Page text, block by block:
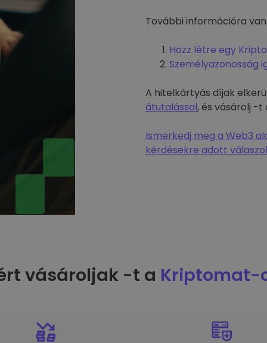
További információra
Hozz létre egy
Személyazonosság
A hitelkártyás díjak
átutalással, és vásárolj -t
Ismerkedj meg a Web3
kérdésekre adott
vásároljak -t a Kriptomat-